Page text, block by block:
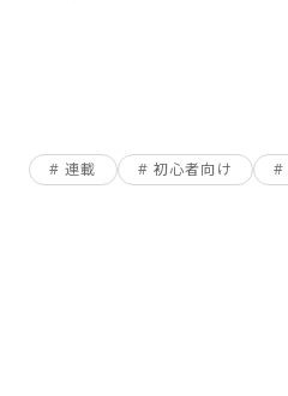
連載 初心者向け